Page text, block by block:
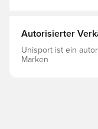
Autorisierter
Unisport ist ein
Marken